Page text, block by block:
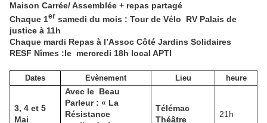
Maison Carrée/ Assemblée + repas partagé
Chaque 1er samedi du mois : Tour de Vélo
RV Palais de
justice à 11h
Chaque mardi Repas à l’Assoc Côté Jardins Solidaires
RESF Nîmes :le mercredi 18h local APTI
Dates Evènement Lieu heure
3, 4 et 5
Mai
Avec le Beau
Parleur : « La
Résistance
Télémac
Théâtre
21h